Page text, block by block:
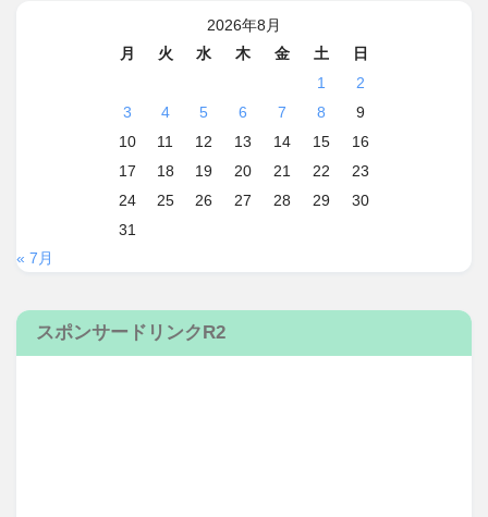
2026年8月
月
火 水 木 金 土
日
1
2
3
4 5 6 7 8
9
10
11 12 13 14 15
16
17
18 19 20 21 22
23
24
25 26 27 28 29
30
31
« 7月
スポンサードリンクR2